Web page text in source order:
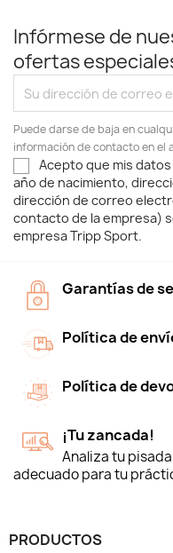
Infórmese de
ofertas
Puede darse de baja en
información de contacto en el
Acepto que mis
año de nacimiento,
dirección de correo
contacto de la empresa)
empresa Tripp Sport.
Garantías de
Política de
Política de
¡Tu zancada!
Analiza tu
adecuado para tu
PRODUCTOS